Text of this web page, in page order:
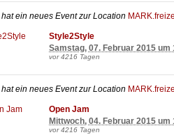
hat ein neues Event zur Location
Style2Style
Samstag, 07. Februar 2015 um
vor 4216 Tagen
hat ein neues Event zur Location
Open Jam
Mittwoch, 04. Februar 2015 um
vor 4216 Tagen